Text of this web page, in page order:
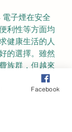
電子煙在安全
利性等方面均
健康生活的人
的選擇。雖然
族群，但越來
煙，尋求更安
慮戒菸或尋找
Facebook